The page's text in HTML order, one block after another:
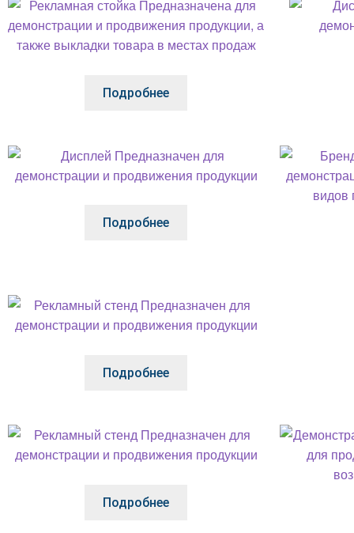
Подробнее
Подробнее
Подробнее
Подробнее